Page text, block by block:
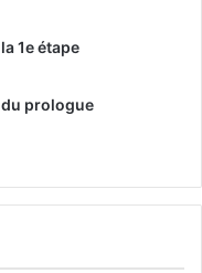
1e étape
du prologue